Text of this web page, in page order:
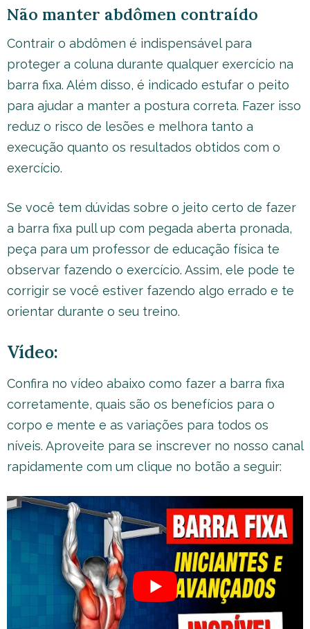
Não manter abdômen contraído
Contrair o abdômen é indispensável para
proteger a coluna durante qualquer exercício na
barra fixa. Além disso, é indicado estufar o peito
para ajudar a manter a postura correta. Fazer isso
reduz o risco de lesões e melhora tanto a
execução quanto os resultados obtidos com o
exercício.
Se você tem dúvidas sobre o jeito certo de fazer
a barra fixa pull up com pegada aberta pronada,
peça para um professor de educação física te
observar fazendo o exercício. Assim, ele pode te
corrigir se você estiver fazendo algo errado e te
orientar durante o seu treino.
Vídeo:
Confira no vídeo abaixo como fazer a barra fixa
corretamente, quais são os benefícios para o
corpo e mente e as variações para todos os
níveis. Aproveite para se inscrever no nosso canal
rapidamente com um clique no botão a seguir: